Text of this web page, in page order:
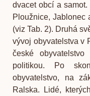
dvacet obcí a
Ploužnice, Jablonec
(viz Tab. 2). Druhá
vývoj obyvatelstva v
české
politikou. Po
obyvatelstvo, na
Ralska. Lidé,